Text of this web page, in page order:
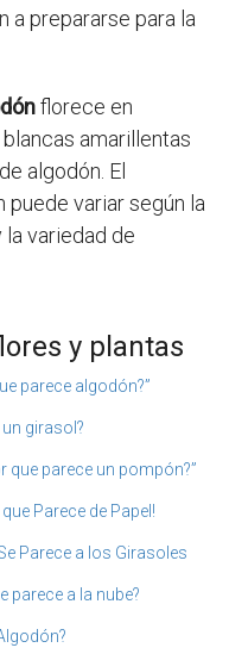
a prepararse para la
florece en
amarillentas
algodón. El
variar según la
variedad de
y plantas
parece algodón?”
girasol?
que parece un pompón?”
Parece de Papel!
Parece a los Girasoles
parece a la nube?